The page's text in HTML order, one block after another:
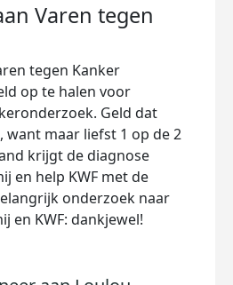
Varen tegen
tegen Kanker
op te halen voor
Geld dat
want maar liefst 1 op de 2
krijgt de diagnose
en help KWF met de
onderzoek naar
en KWF: dankjewel!